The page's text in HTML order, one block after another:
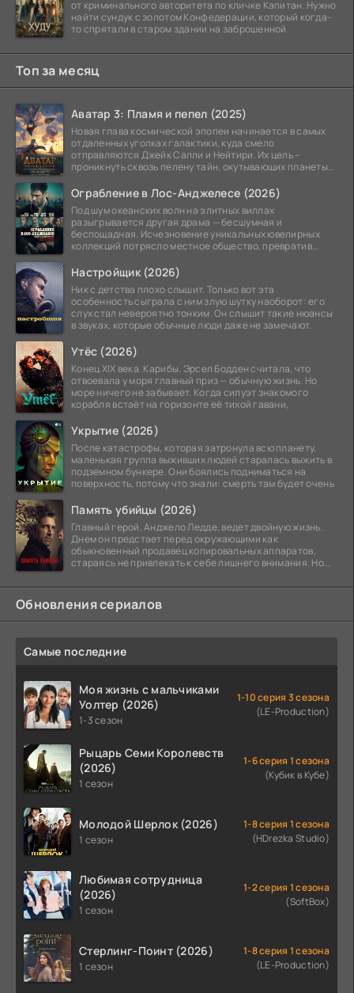
от криминального авторитета по кличке Капитан. Нужно
найти сундук с золотом Конфедерации, который когда-
то спрятали в старом здании на заброшенной
Топ за месяц
Аватар 3: Пламя и пепел (2025)
Новая глава космической эпопеи начинается в самых
отдаленных уголках галактики, куда смело
отправляются Джейк Салли и Нейтири. Их цель –
проникнуть сквозь пелену тайн, окутывающих планеты
Ограбление в Лос-Анджелесе (2026)
Под шум океанских волн на элитных виллах
разыгрывается другая драма — бесшумная и
беспощадная. Исчезновение уникальных ювелирных
коллекций потрясло местное общество, превратив
Настройщик (2026)
Ник с детства плохо слышит. Только вот эта
особенность сыграла с ним злую шутку наоборот: его
слух стал невероятно тонким. Он слышит такие нюансы
в звуках, которые обычные люди даже не замечают.
Утёс (2026)
Конец XIX века. Карибы. Эрсел Бодден считала, что
отвоевала у моря главный приз — обычную жизнь. Но
море ничего не забывает. Когда силуэт знакомого
корабля встаёт на горизонте её тихой гавани,
Укрытие (2026)
После катастрофы, которая затронула всю планету,
маленькая группа выживших людей старалась выжить в
подземном бункере. Они боялись подниматься на
поверхность, потому что знали: смерть там будет очень
Память убийцы (2026)
Главный герой, Анджело Ледде, ведет двойную жизнь.
Днем он предстает перед окружающими как
обыкновенный продавец копировальных аппаратов,
стараясь не привлекать к себе лишнего внимания. Но
Обновления сериалов
Самые последние
Моя жизнь с мальчиками
Уолтер (2026)
1-3 сезон
1-10 серия 3 сезона
(LE-Production)
Рыцарь Семи Королевств
(2026)
1 сезон
1-6 серия 1 сезона
(Кубик в Кубе)
Молодой Шерлок (2026)
1 сезон
1-8 серия 1 сезона
(HDrezka Studio)
Любимая сотрудница
(2026)
1 сезон
1-2 серия 1 сезона
(SoftBox)
Стерлинг-Поинт (2026)
1 сезон
1-8 серия 1 сезона
(LE-Production)